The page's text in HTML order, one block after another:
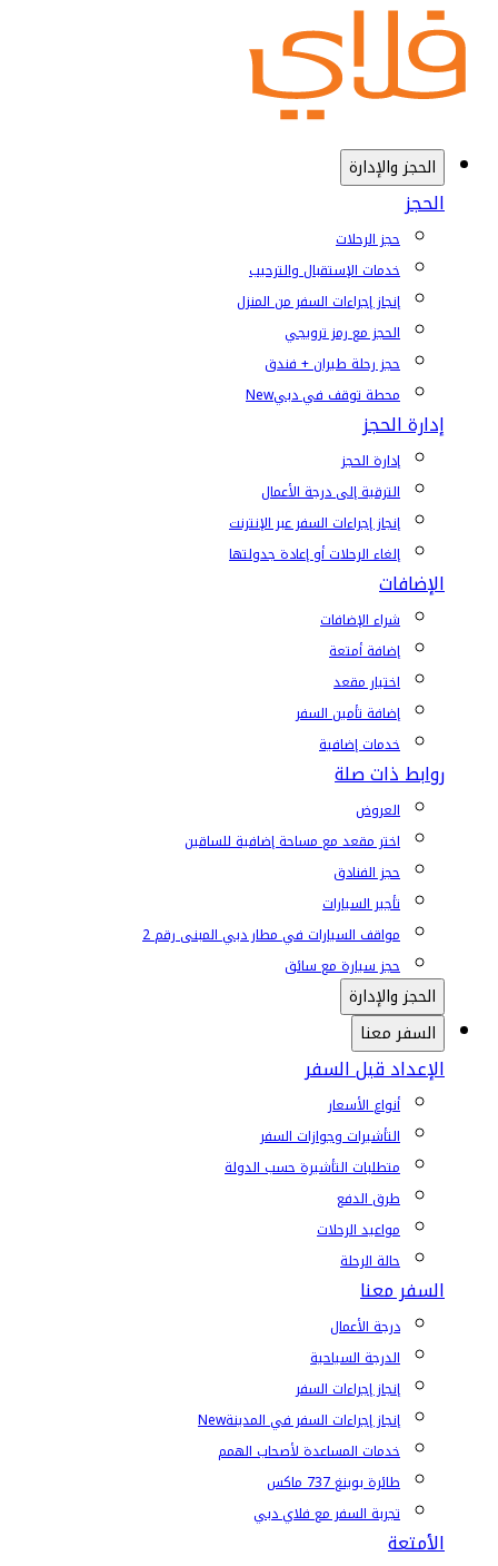
الحجز والإدارة
الحجز
حجز الرحلات
خدمات الإستقبال والترحيب
إنجاز إجراءات السفر من المنزل
الحجز مع رمز ترويجي
حجز رحلة طيران + فندق
محطة توقف في دبيNew
إدارة الحجز
إدارة الحجز
الترقية إلى درجة الأعمال
إنجاز إجراءات السفر عبر الإنترنت
إلغاء الرحلات أو إعادة جدولتها
الإضافات
شراء الإضافات
إضافة أمتعة
اختيار مقعد
إضافة تأمين السفر
خدمات إضافية
روابط ذات صلة
العروض
اختر مقعد مع مساحة إضافية للساقين
حجز الفنادق
تأجير السيارات
مواقف السيارات في مطار دبي المبنى رقم 2
حجز سيارة مع سائق
الحجز والإدارة
السفر معنا
الإعداد قبل السفر
أنواع الأسعار
التأشيرات وجوازات السفر
متطلبات التأشيرة حسب الدولة
طرق الدفع
مواعيد الرحلات
حالة الرحلة
السفر معنا
درجة الأعمال
الدرجة السياحية
إنجاز إجراءات السفر
إنجاز إجراءات السفر في المدينةNew
خدمات المساعدة لأصحاب الهمم
طائرة بوينغ 737 ماكس
تجربة السفر مع فلاي دبي
الأمتعة